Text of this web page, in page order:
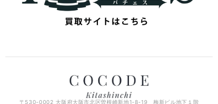
〒530-0002 大阪府大阪市北区曽根崎新地1-8-19 梅新ビル地下１階